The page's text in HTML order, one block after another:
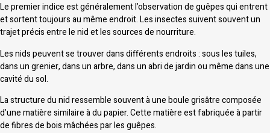
Le premier indice est généralement l’observation de guêpes qui entrent
et sortent toujours au même endroit. Les insectes suivent souvent un
trajet précis entre le nid et les sources de nourriture.
Les nids peuvent se trouver dans différents endroits : sous les tuiles,
dans un grenier, dans un arbre, dans un abri de jardin ou même dans une
cavité du sol.
La structure du nid ressemble souvent à une boule grisâtre composée
d’une matière similaire à du papier. Cette matière est fabriquée à partir
de fibres de bois mâchées par les guêpes.